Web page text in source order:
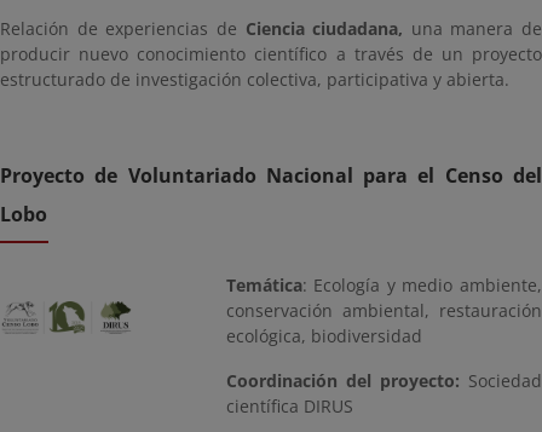
Relación de experiencias de Ciencia ciudadana, una manera de
producir nuevo conocimiento científico a través de un proyecto
estructurado de investigación colectiva, participativa y abierta.
Proyecto de Voluntariado Nacional para el Censo del
Lobo
Temática: Ecología y medio ambiente,
conservación ambiental, restauración
ecológica, biodiversidad
Coordinación del proyecto: Sociedad
científica DIRUS